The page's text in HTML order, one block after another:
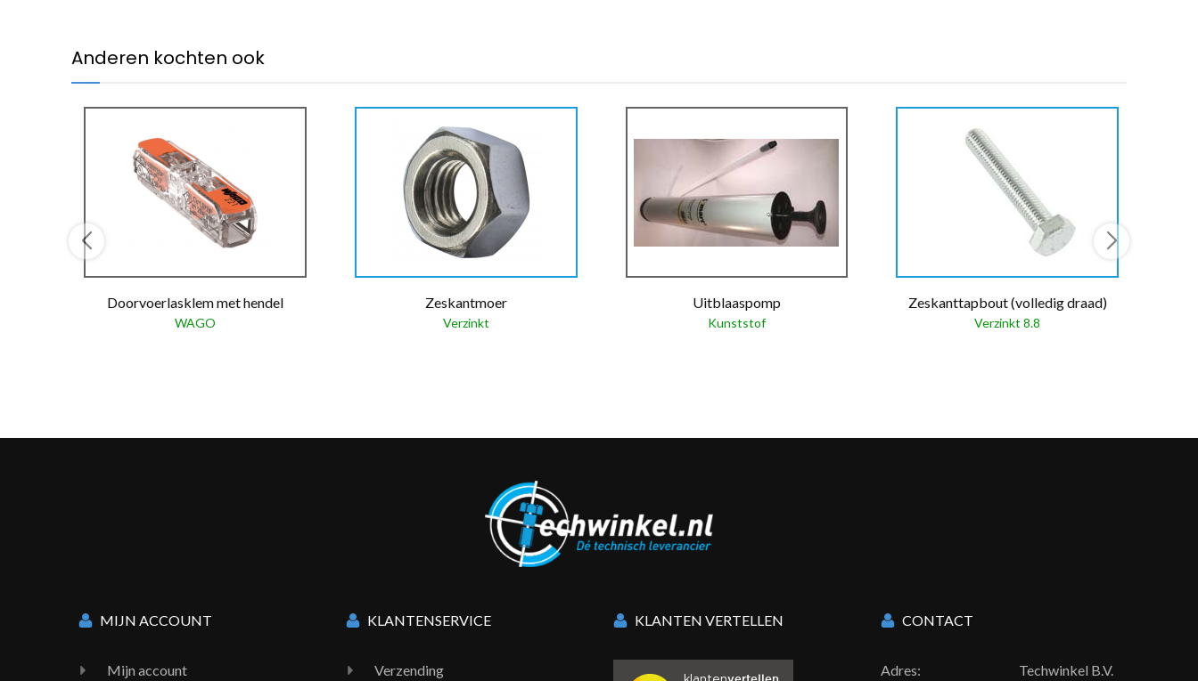
Anderen kochten ook
Doorvoerlasklem met hendel
WAGO
Zeskantmoer
Verzinkt
Uitblaaspomp
Kunststof
Zeskanttapbout (volledig draad)
Verzinkt 8.8
MIJN ACCOUNT
Mijn account
KLANTENSERVICE
Verzending
KLANTEN VERTELLEN CONTACT
Adres:
Techwinkel B.V.